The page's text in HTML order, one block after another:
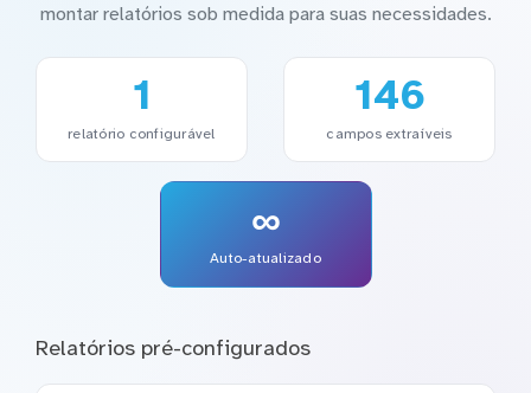
montar relatórios sob medida para suas necessidades.
1
relatório configurável
146
campos extraíveis
∞
Auto-atualizado
Relatórios pré-configurados